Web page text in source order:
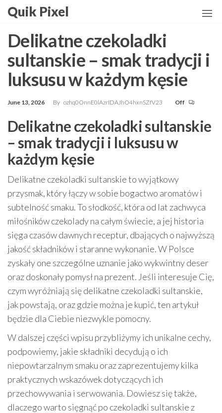
Skip
the
content
Quik Pixel
Delikatne czekoladki
sultanskie – smak tradycji i
luksusu w każdym kęsie
June 13, 2026 By ozhq0OnnE0lAzrIDAJhO4hxnSZfV23 Off
Delikatne czekoladki sultanskie
– smak tradycji i luksusu w
każdym kęsie
Delikatne czekoladki sultanskie to wyjątkowy
przysmak, który łączy w sobie bogactwo aromatów i
subtelność smaku. To słodkość, która od lat zachwyca
miłośników czekolady na całym świecie, a jej historia
sięga czasów dawnych receptur, dbających o najwyższą
jakość składników i staranne wykonanie. W Polsce
zyskały one szczególne uznanie jako wykwintny deser
oraz doskonały pomysł na prezent. Jeśli interesuje Cię,
czym wyróżniają się delikatne czekoladki sultanskie,
jak powstają, oraz gdzie można je kupić, ten artykuł
będzie dla Ciebie niezwykle pomocny.
W dalszej części wpisu przybliżymy ich unikalne cechy,
podpowiemy, jakie składniki decydują o ich
niepowtarzalnym smaku oraz zaprezentujemy kilka
praktycznych wskazówek dotyczących ich
przechowywania i serwowania. Dowiesz się także,
dlaczego warto sięgnąć po czekoladki sultanskie z